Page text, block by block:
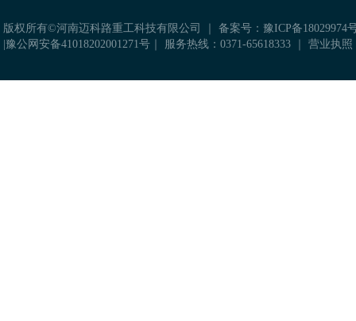
版权所有©河南迈科路重工科技有限公司 ｜ 备案号：豫ICP备18029974
豫公网安备41018202001271号 ｜ 服务热线：0371-65618333 ｜ 营业执照